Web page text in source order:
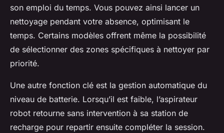
son emploi du temps. Vous pouvez ainsi lancer un
nettoyage pendant votre absence, optimisant le
temps. Certains modèles offrent même la possibilité
de sélectionner des zones spécifiques à nettoyer par
priorité.
Une autre fonction clé est la gestion automatique du
niveau de batterie. Lorsqu’il est faible, l’aspirateur
robot retourne sans intervention à sa station de
recharge pour repartir ensuite compléter la session.